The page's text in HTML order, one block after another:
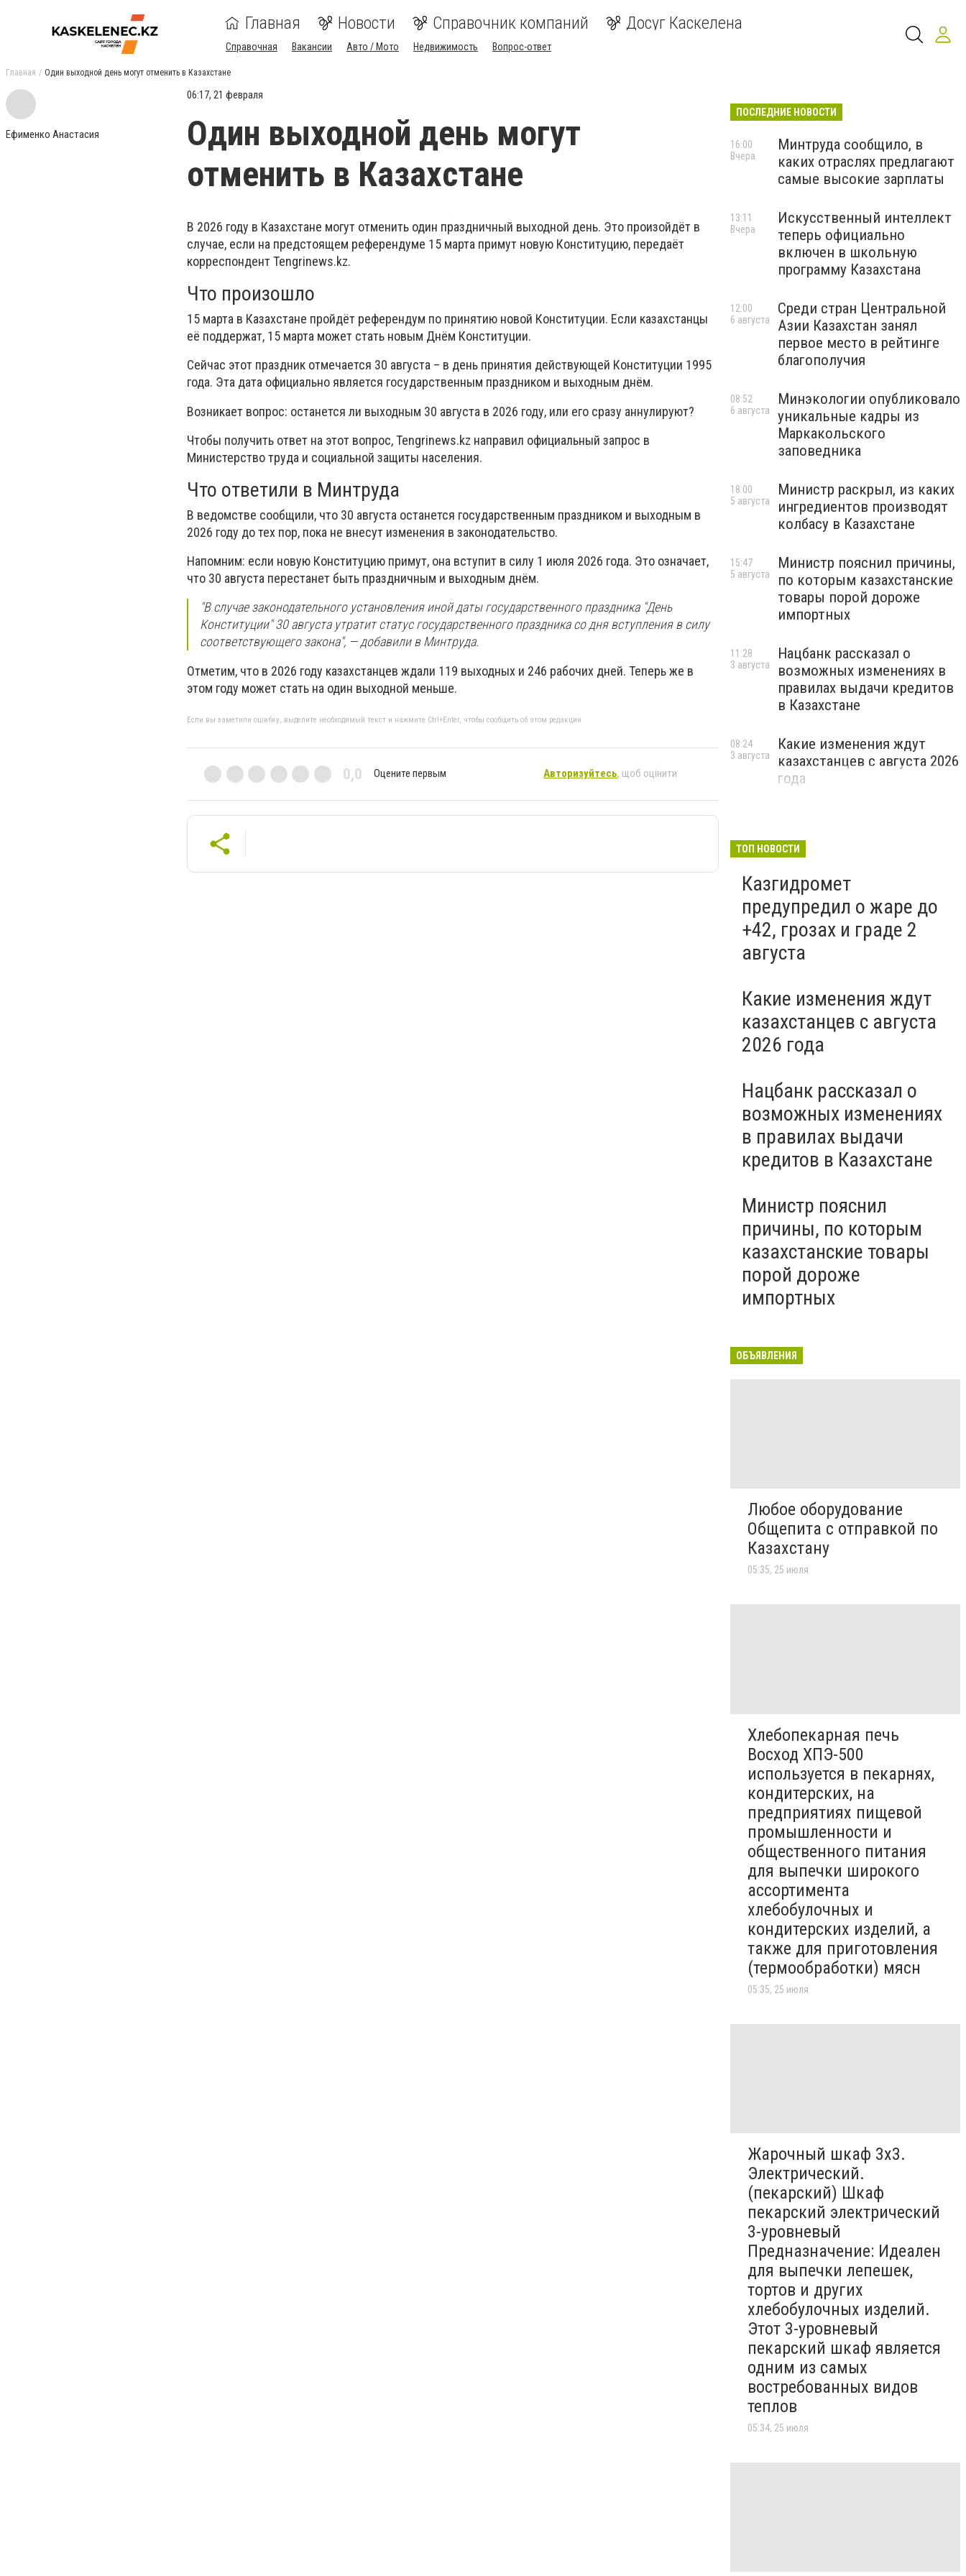
Главная Новости Справочник компаний Досуг Каскелена
Справочная Вакансии Авто / Мото Недвижимость Вопрос-ответ
Главная Один выходной день могут отменить в Казахстане
Ефименко Анастасия
06:17, 21 февраля
Один выходной день могут
отменить в Казахстане
В 2026 году в Казахстане могут отменить один праздничный выходной день. Это произойдёт в
случае, если на предстоящем референдуме 15 марта примут новую Конституцию, передаёт
корреспондент Tengrinews.kz.
Что произошло
15 марта в Казахстане пройдёт референдум по принятию новой Конституции. Если казахстанцы
её поддержат, 15 марта может стать новым Днём Конституции.
Сейчас этот праздник отмечается 30 августа – в день принятия действующей Конституции 1995
года. Эта дата официально является государственным праздником и выходным днём.
Возникает вопрос: останется ли выходным 30 августа в 2026 году, или его сразу аннулируют?
Чтобы получить ответ на этот вопрос, Tengrinews.kz направил официальный запрос в
Министерство труда и социальной защиты населения.
Что ответили в Минтруда
В ведомстве сообщили, что 30 августа останется государственным праздником и выходным в
2026 году до тех пор, пока не внесут изменения в законодательство.
Напомним: если новую Конституцию примут, она вступит в силу 1 июля 2026 года. Это означает,
что 30 августа перестанет быть праздничным и выходным днём.
"В случае законодательного установления иной даты государственного праздника "День
Конституции" 30 августа утратит статус государственного праздника со дня вступления в силу
соответствующего закона", — добавили в Минтруда.
Отметим, что в 2026 году казахстанцев ждали 119 выходных и 246 рабочих дней. Теперь же в
этом году может стать на один выходной меньше.
Если вы заметили ошибку, выделите необходимый текст и нажмите Ctrl+Enter, чтобы сообщить об этом редакции
0,0 Оцените первым Авторизуйтесь, щоб оцінити
ПОСЛЕДНИЕ НОВОСТИ
Минтруда сообщило, в
каких отраслях предлагают
самые высокие зарплаты
16:00
Вчера
Искусственный интеллект
теперь официально
включен в школьную
программу Казахстана
13:11
Вчера
Среди стран Центральной
Азии Казахстан занял
первое место в рейтинге
благополучия
12:00
6 августа
Минэкологии опубликовало
уникальные кадры из
Маркакольского
заповедника
08:52
6 августа
Министр раскрыл, из каких
ингредиентов производят
колбасу в Казахстане
18:00
5 августа
Министр пояснил причины,
по которым казахстанские
товары порой дороже
импортных
15:47
5 августа
Нацбанк рассказал о
возможных изменениях в
правилах выдачи кредитов
в Казахстане
11:28
3 августа
Какие изменения ждут
казахстанцев с августа 2026
года
08:24
3 августа
ТОП НОВОСТИ
Казгидромет
предупредил о жаре до
+42, грозах и граде 2
августа
Какие изменения ждут
казахстанцев с августа
2026 года
Нацбанк рассказал о
возможных изменениях
в правилах выдачи
кредитов в Казахстане
Министр пояснил
причины, по которым
казахстанские товары
порой дороже
импортных
ОБЪЯВЛЕНИЯ
Любое оборудование
Общепита с отправкой по
Казахстану
05:35, 25 июля
Хлебопекарная печь
Восход ХПЭ-500
используется в пекарнях,
кондитерских, на
предприятиях пищевой
промышленности и
общественного питания
для выпечки широкого
ассортимента
хлебобулочных и
кондитерских изделий, а
также для приготовления
(термообработки) мясн
05:35, 25 июля
Жарочный шкаф 3х3.
Электрический.
(пекарский) Шкаф
пекарский электрический
3-уровневый
Предназначение: Идеален
для выпечки лепешек,
тортов и других
хлебобулочных изделий.
Этот 3-уровневый
пекарский шкаф является
одним из самых
востребованных видов
теплов
05:34, 25 июля